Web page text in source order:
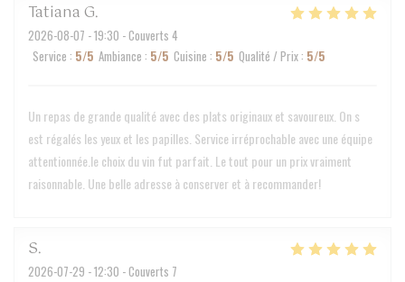
TatianaG
2026-08-07 - 19:30 - Couverts 4
Service : 5/5 Ambiance : 5/5 Cuisine : 5/5 Qualité / Prix : 5/5
Un repas de grande qualité avec des plats originaux et savoureux. On s
est régalés les yeux et les papilles. Service irréprochable avec une équipe
attentionnée.le choix du vin fut parfait. Le tout pour un prix vraiment
raisonnable. Une belle adresse à conserver et à recommander!
S
2026-07-29 - 12:30 - Couverts 7